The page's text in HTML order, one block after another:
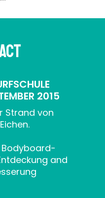
2015
Strand von
and